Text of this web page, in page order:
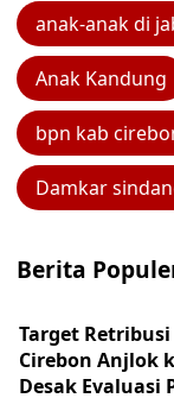
anak-anak di
Anak Kandung
bpn kab
Damkar
Berita
Target
Cirebon Anjlok
Desak Evaluasi